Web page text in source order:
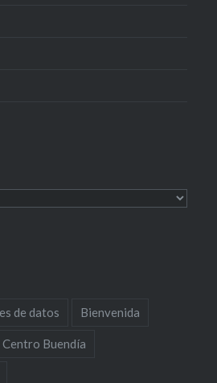
de datos Bienvenida
Centro Buendía